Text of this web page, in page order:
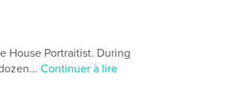
House Portraitist. During
Continuer à lire